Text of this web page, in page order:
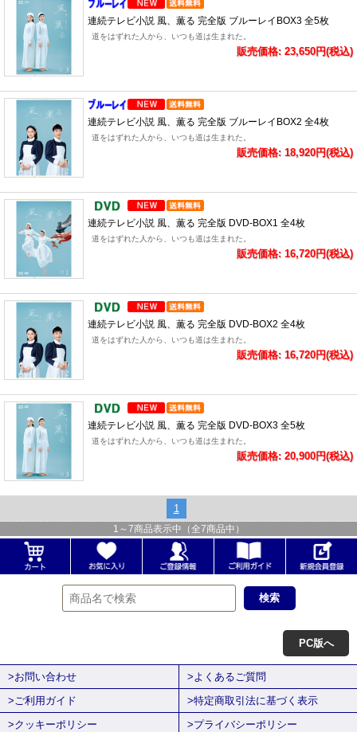
連続テレビ小説 風、薫る 完全版 ブルーレイBOX3 全5枚
道をはずれた人から、いつも道は生まれた。
販売価格: 23,650円(税込)
連続テレビ小説 風、薫る 完全版 ブルーレイBOX2 全4枚
道をはずれた人から、いつも道は生まれた。
販売価格: 18,920円(税込)
連続テレビ小説 風、薫る 完全版 DVD-BOX1 全4枚
道をはずれた人から、いつも道は生まれた。
販売価格: 16,720円(税込)
連続テレビ小説 風、薫る 完全版 DVD-BOX2 全4枚
道をはずれた人から、いつも道は生まれた。
販売価格: 16,720円(税込)
連続テレビ小説 風、薫る 完全版 DVD-BOX3 全5枚
道をはずれた人から、いつも道は生まれた。
販売価格: 20,900円(税込)
1
1 ～ 7商品表示中（全7商品中）
PC版へ
>お問い合わせ
>よくあるご質問
>ご利用ガイド
>特定商取引法に基づく表示
>クッキーポリシー
>プライバシーポリシー